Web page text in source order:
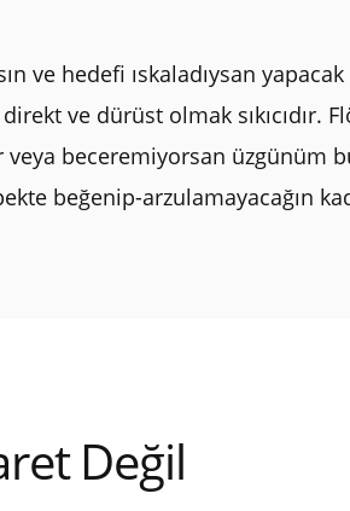
ve hedefi ıskaladıysan
ve dürüst olmak sıkıcıdır.
beceremiyorsan üzgünüm
beğenip-arzulamayacağın
Değil